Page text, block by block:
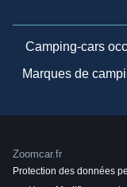
Camping-cars
Marques de
Zoomcar.fr
Protection des données